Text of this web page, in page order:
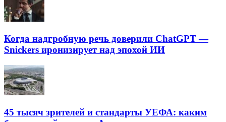
Когда надгробную речь доверили ChatGPT —
Snickers иронизирует над эпохой ИИ
45 тысяч зрителей и стандарты УЕФА: каким